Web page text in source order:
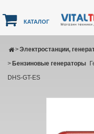
КАТАЛОГ
Электростанции,
>
Бензиновые генераторы
>
DHS-GT-ES